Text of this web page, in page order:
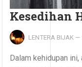
Kesedihan
LENTERA BIJAK —
Dalam kehidupan